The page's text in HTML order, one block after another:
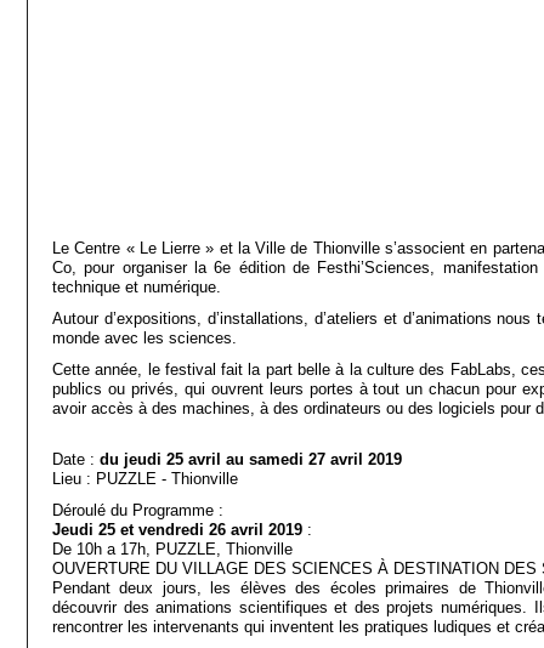
Le Centre « Le Lierre » et la Ville de Thionville s’associent en
Co, pour organiser la 6e édition de Festhi’Sciences,
technique et numérique.
Autour d’expositions, d’installations, d’ateliers et d’animations
monde avec les sciences.
Cette année, le festival fait la part belle à la culture des FabLabs,
publics ou privés, qui ouvrent leurs portes à tout un chacun pour
avoir accès à des machines, à des ordinateurs ou des logiciels pour
Date : du jeudi 25 avril au samedi 27 avril 2019
Lieu : PUZZLE - Thionville
Déroulé du Programme :
Jeudi 25 et vendredi 26 avril 2019 :
De 10h a 17h, PUZZLE, Thionville
OUVERTURE DU VILLAGE DES SCIENCES À DESTINATION DES
Pendant deux jours, les élèves des écoles primaires de
découvrir des animations scientifiques et des projets numériques.
rencontrer les intervenants qui inventent les pratiques ludiques et